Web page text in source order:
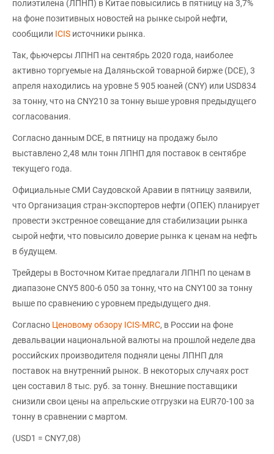
полиэтилена (ЛПНП) в Китае повысились в пятницу на 3,7%
на фоне позитивных новостей на рынке сырой нефти,
сообщили ICIS источники рынка.
Так, фьючерсы ЛПНП на сентябрь 2020 года, наиболее
активно торгуемые на Даляньской товарной бирже (DCE), 3
апреля находились на уровне 5 905 юаней (CNY) или USD834
за тонну, что на CNY210 за тонну выше уровня предыдущего
согласования.
Согласно данным DCE, в пятницу на продажу было
выставлено 2,48 млн тонн ЛПНП для поставок в сентябре
текущего года.
Официальные СМИ Саудовской Аравии в пятницу заявили,
что Организация стран-экспортеров нефти (ОПЕК) планирует
провести экстренное совещание для стабилизации рынка
сырой нефти, что повысило доверие рынка к ценам на нефть
в будущем.
Трейдеры в Восточном Китае предлагали ЛПНП по ценам в
диапазоне CNY5 800-6 050 за тонну, что на CNY100 за тонну
выше по сравнению с уровнем предыдущего дня.
Согласно Ценовому обзору ICIS-MRC, в России на фоне
девальвации национальной валюты на прошлой неделе два
российских производителя подняли цены ЛПНП для
поставок на внутренний рынок. В некоторых случаях рост
цен составил 8 тыс. руб. за тонну. Внешние поставщики
снизили свои цены на апрельские отгрузки на EUR70-100 за
тонну в сравнении с мартом.
(USD1 = CNY7,08)